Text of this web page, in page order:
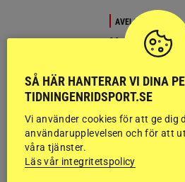
AVELSNYHETER
Hetaste
AVELSNYHETER
SWB-
VH glänste i
SÅ HÄR HANTERAR VI DINA
TIDNINGENRIDSPORT.SE
Vi använder cookies för att ge dig
användarupplevelsen och för att
våra tjänster.
Läs vår integritetspolicy